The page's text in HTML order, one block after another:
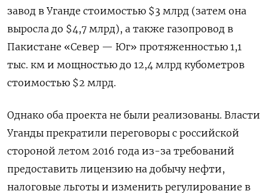
завод в Уганде стоимостью $3 млрд (затем она
выросла до $4,7 млрд), а также газопровод в
Пакистане «Север — Юг» протяженностью 1,1
тыс. км и мощностью до 12,4 млрд кубометров
стоимостью $2 млрд.
Однако оба проекта не были реализованы. Власти
Уганды прекратили переговоры с российской
стороной летом 2016 года из-за требований
предоставить лицензию на добычу нефти,
налоговые льготы и изменить регулирование в